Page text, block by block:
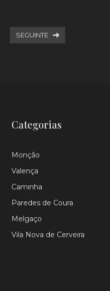
SEGUINTE
Categorias
Monção
Valença
Caminha
Paredes de Coura
Melgaço
Vila Nova de Cerveira